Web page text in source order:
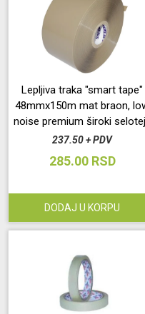
Lepljiva traka "smart tape"
48mmx150m mat braon,
noise premium široki
237.50 + PDV
285.00 RSD
DODAJ U KORPU